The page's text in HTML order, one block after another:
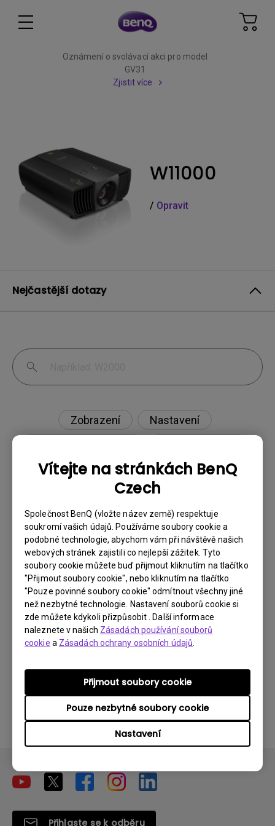
Vítejte na stránkách BenQ
Czech
Společnost BenQ (vložte název země) respektuje
soukromí vašich údajů. Používáme soubory cookie a
podobné technologie, abychom vám při návštěvě našich
webových stránek zajistili co nejlepší zážitek. Tyto
soubory cookie můžete buď přijmout kliknutím na tlačítko
"Přijmout soubory cookie", nebo kliknutím na tlačítko
"Pouze povinné soubory cookie" odmítnout všechny jiné
než nezbytné technologie. Nastavení souborů cookie si
zde můžete kdykoli přizpůsobit . Další informace
naleznete v našich Zásadách používání souborů
cookie a Zásadách ochrany osobních údajů
Nastavení
Pouze nezbytné soubory cookie
Přijmout soubory cookie
Oznámení o svolávací akci pro model
GV31
Zjistit více
W11000
/ Opravit
Nejčastější dotazy
Zobrazení
Nastavení
Projektor nedetekuje HDR. Jak to mohu
vyřešit?
Aplikace na mém Android TV se někdy
neočekávaně ukončí a systém přejde na
domovskou obrazovku. Jak to mohu
vyřešit?
Nemohu použít dálkové ovládání donglu
nebo mého projektoru? Jak to mohu
opravit?
Přihlaste se k odběru